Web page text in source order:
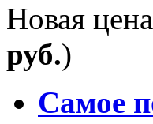
Новая
руб.)
Самое